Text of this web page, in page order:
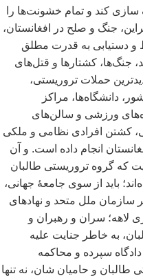
سازی کند و تمام خشونتها را
جنگ و صلح در افغانستان،
و دستیابی به قدرت مطلق
جنگها، کشتارها و قتلهای
حملات تروریستی،
دانشگاهها، مراکز
های ورزشی و سالنهای
کشتن افرادی نظامی و ملکی
انجام داده است. و آن
که گروه تروریستی طالبان
اند؛ باید از سوی جامعۀ جهانی،
ملل متحد و نهادهای
لاهه؛ سران و رهبران و
به خاطر جنایت علیه
سپرده و محاکمه
و حامیان شان، نه تنها